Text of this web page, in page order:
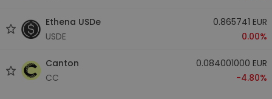
Ethena USDe
USDE
0.865741 EUR
0.00%
Canton
CC
0.084001000 EUR
-4.80%